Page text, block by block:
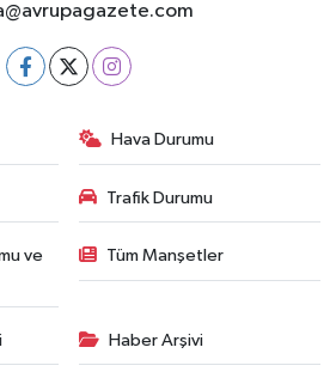
Hava Durumu
Trafik Durumu
ve
Tüm Manşetler
Haber Arşivi